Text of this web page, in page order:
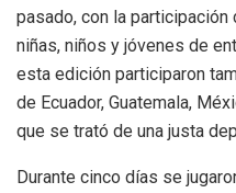
pasado, con la
niñas, niños y jóvenes de
esta edición participaron
de Ecuador, Guatemala,
que se trató de una justa
Durante cinco días se